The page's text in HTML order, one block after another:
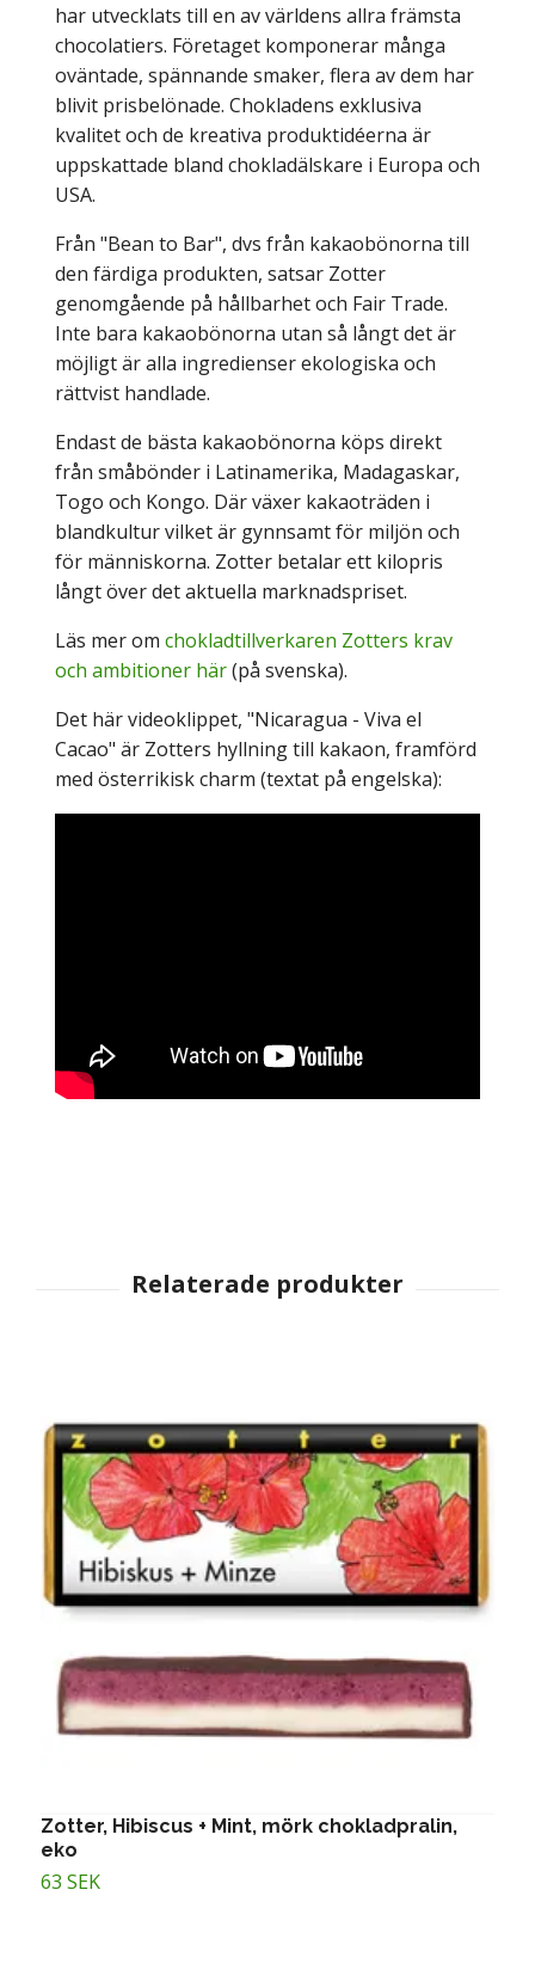
har utvecklats till en av världens allra främsta
chocolatiers. Företaget komponerar många
oväntade, spännande smaker, flera av dem har
blivit prisbelönade. Chokladens exklusiva
kvalitet och de kreativa produktidéerna är
uppskattade bland chokladälskare i Europa och
USA.
Från "Bean to Bar", dvs från kakaobönorna till
den färdiga produkten, satsar Zotter
genomgående på hållbarhet och Fair Trade.
Inte bara kakaobönorna utan så långt det är
möjligt är alla ingredienser ekologiska och
rättvist handlade.
Endast de bästa kakaobönorna köps direkt
från småbönder i Latinamerika, Madagaskar,
Togo och Kongo. Där växer kakaoträden i
blandkultur vilket är gynnsamt för miljön och
för människorna. Zotter betalar ett kilopris
långt över det aktuella marknadspriset.
Läs mer om chokladtillverkaren Zotters krav
och ambitioner här(på svenska).
Det här videoklippet, "Nicaragua - Viva el
Cacao" är Zotters hyllning till kakaon, framförd
med österrikisk charm (textat på engelska):
Zotter, Hibiscus + Mint, mörk chokladpralin,
eko
63 SEK